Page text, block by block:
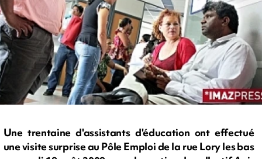
Une trentaine d'assistants d'éducation ont effectué
une visite surprise au Pôle Emploi de la rue Lory les bas